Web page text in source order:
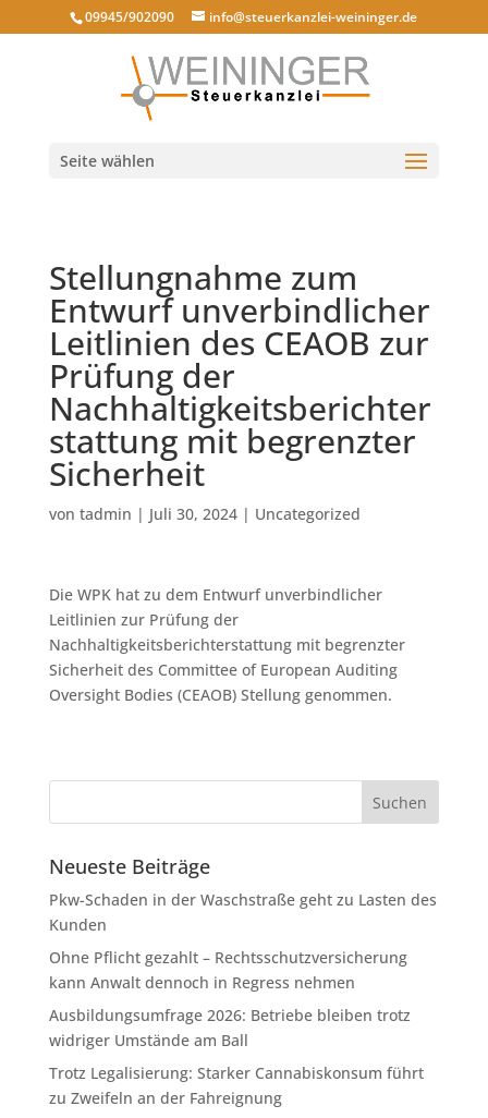
09945/902090 info@steuerkanzlei-weininger.de
Seite wählen
Stellungnahme zum
Entwurf unverbindlicher
Leitlinien des CEAOB zur
Prüfung der
Nachhaltigkeitsberichter
stattung mit begrenzter
Sicherheit
von tadmin | Juli 30, 2024| Uncategorized
Die WPK hat zu dem Entwurf unverbindlicher
Leitlinien zur Prüfung der
Nachhaltigkeitsberichterstattung mit begrenzter
Sicherheit des Committee of European Auditing
Oversight Bodies (CEAOB) Stellung genommen.
Neueste Beiträge
Pkw-Schaden in der Waschstraße geht zu Lasten des
Kunden
Ohne Pflicht gezahlt – Rechtsschutzversicherung
kann Anwalt dennoch in Regress nehmen
Ausbildungsumfrage 2026: Betriebe bleiben trotz
widriger Umstände am Ball
Trotz Legalisierung: Starker Cannabiskonsum führt
zu Zweifeln an der Fahreignung